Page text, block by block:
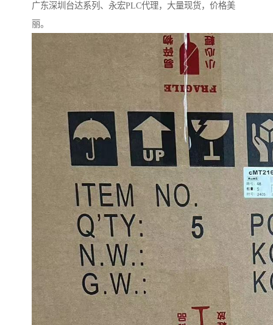
广东深圳台达系列、永宏PLC代理，大量现货，价格美
丽。